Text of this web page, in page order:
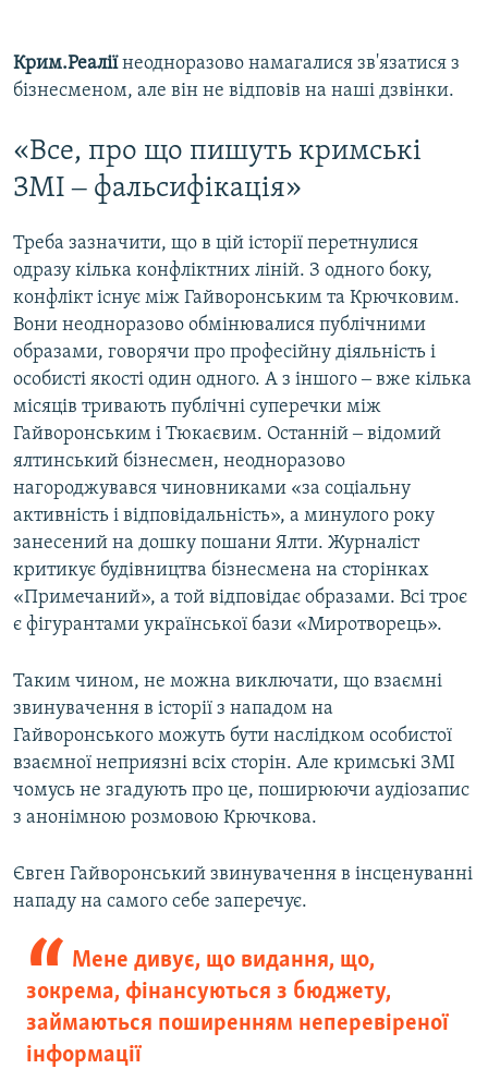
Крим.Реаліїнеодноразово намагалися зв'язатися з
бізнесменом, але він не відповів на наші дзвінки.
«Все, про що пишуть кримські
ЗМІ ‒ фальсифікація»
Треба зазначити, що в цій історії перетнулися
одразу кілька конфліктних ліній. З одного боку,
конфлікт існує між Гайворонським та Крючковим.
Вони неодноразово обмінювалися публічними
образами, говорячи про професійну діяльність і
особисті якості один одного. А з іншого ‒ вже кілька
місяців тривають публічні суперечки між
Гайворонським і Тюкаєвим. Останній ‒ відомий
ялтинський бізнесмен, неодноразово
нагороджувався чиновниками «за соціальну
активність і відповідальність», а минулого року
занесений на дошку пошани Ялти. Журналіст
критикує будівництва бізнесмена на сторінках
«Примечаний», а той відповідає образами. Всі троє
є фігурантами української бази «Миротворець».
Таким чином, не можна виключати, що взаємні
звинувачення в історії з нападом на
Гайворонського можуть бути наслідком особистої
взаємної неприязні всіх сторін. Але кримські ЗМІ
чомусь не згадують про це, поширюючи аудіозапис
з анонімною розмовою Крючкова.
Євген Гайворонський звинувачення в інсценуванні
нападу на самого себе заперечує.
Мене дивує, що видання, що,
зокрема, фінансуються з бюджету,
займаються поширенням неперевіреної
інформації